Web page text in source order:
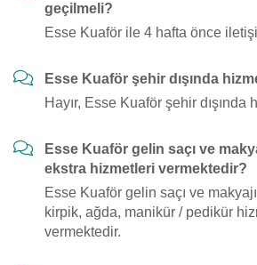
geçilmeli?
Esse Kuaför ile 4 hafta önce
Esse Kuaför şehir dışında
Hayır, Esse Kuaför şehir dışında
Esse Kuaför gelin saçı ve
ekstra hizmetleri vermektedir?
Esse Kuaför gelin saçı ve
kirpik, ağda, manikür / pedikür
vermektedir.